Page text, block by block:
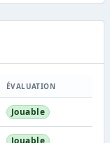
ÉVALUATION
Jouable
Jouable